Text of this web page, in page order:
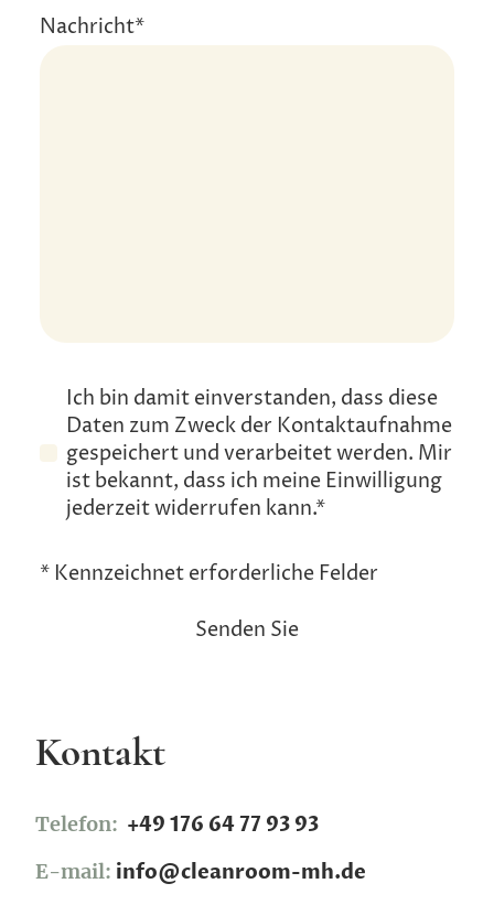
Nachricht*
Ich bin damit einverstanden, dass diese
Daten zum Zweck der Kontaktaufnahme
gespeichert und verarbeitet werden. Mir
ist bekannt, dass ich meine Einwilligung
jederzeit widerrufen kann.*
* Kennzeichnet erforderliche Felder
Senden Sie
Kontakt
Telefon: +49 176 64 77 93 93
E-mail: info@cleanroom-mh.de